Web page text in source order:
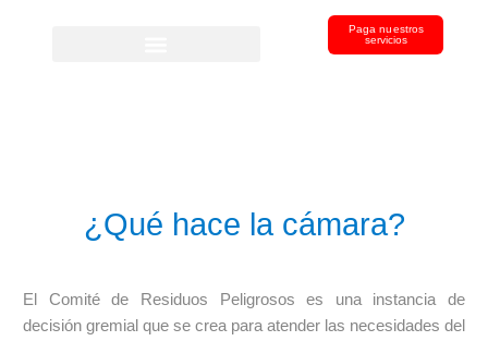
Paga nuestros
servicios
¿Qué hace la cámara?
El Comité de Residuos Peligrosos es una instancia de
decisión gremial que se crea para atender las necesidades del